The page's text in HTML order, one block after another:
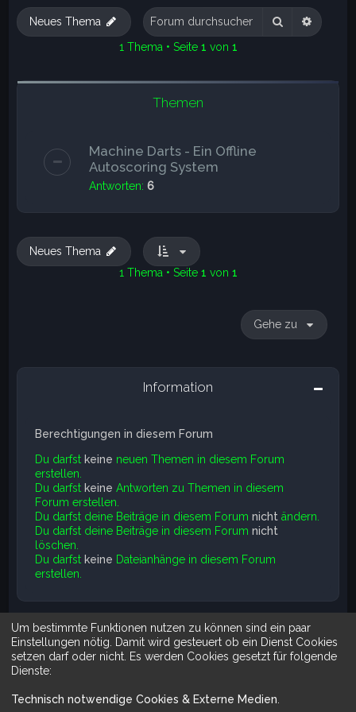
Neues Thema Suche
1 Thema • Seite 1 von 1
Themen
Machine Darts - Ein Offline
Autoscoring System
Antworten:6
Neues Thema
1 Thema • Seite 1 von 1
Gehe zu
Information
Berechtigungen in diesem Forum
Du darfstkeine neuen Themen in diesem Forum
erstellen.
Du darfstkeine Antworten zu Themen in diesem
Forum erstellen.
Du darfst deine Beiträge in diesem Forumnicht ändern.
Du darfst deine Beiträge in diesem Forumnicht
löschen.
Du darfstkeine Dateianhänge in diesem Forum
erstellen.
SucheErweiterte Suche
Mit Do It Yourself sparst du Geld und schaffst zugleich was dir
Um bestimmte Funktionen nutzen zu können sind ein paar
Einstellungen nötig. Damit wird gesteuert ob ein Dienst Cookies
setzen darf oder nicht. Es werden Cookies gesetzt für folgende
Dienste:
Technisch notwendige Cookies & Externe Medien